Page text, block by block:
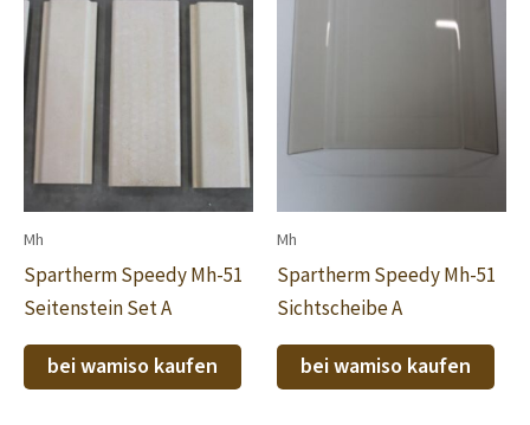
Mh
Spartherm Speedy Mh-51
Seitenstein Set A
bei wamiso kaufen
Mh
Spartherm Speedy Mh-51
Sichtscheibe A
bei wamiso kaufen